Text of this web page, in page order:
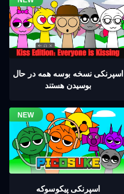
اسپرنکی نسخه بوسه همه در حال
بوسیدن هستند
اسپرنکی پیکوسوکه